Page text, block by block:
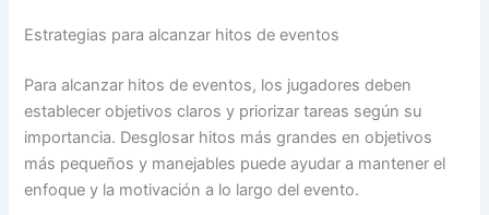
Estrategias para alcanzar hitos de eventos
Para alcanzar hitos de eventos, los jugadores deben
establecer objetivos claros y priorizar tareas según su
importancia. Desglosar hitos más grandes en objetivos
más pequeños y manejables puede ayudar a mantener el
enfoque y la motivación a lo largo del evento.